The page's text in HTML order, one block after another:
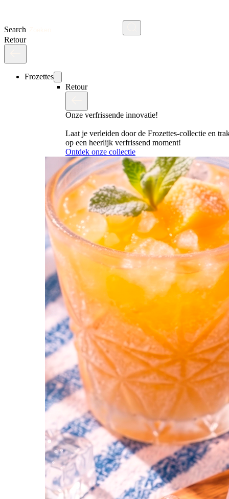
Search
Retour
Frozettes
Retour
Onze verfrissende innovatie!
Laat je verleiden door de Frozettes-collectie en
op een heerlijk verfrissend moment!
Ontdek onze collectie